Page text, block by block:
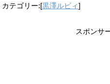
カテゴリー:[黒澤ルビィ]
スポンサ